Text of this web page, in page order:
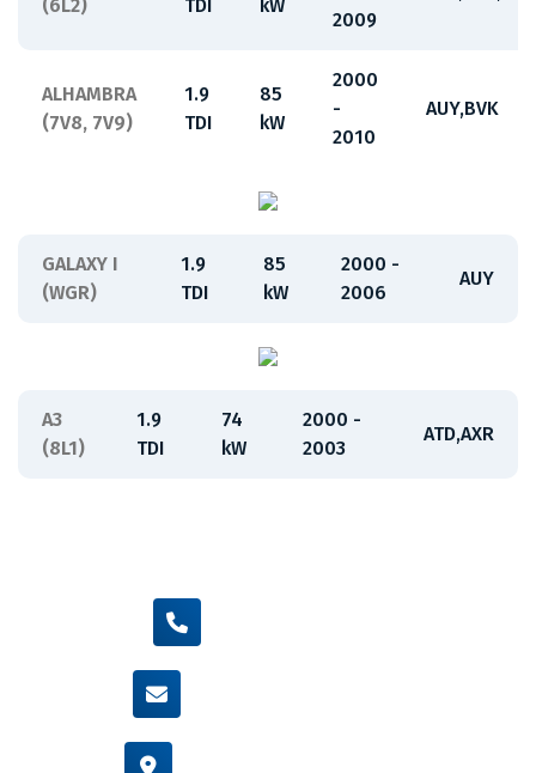
(6L2)
TDI
kW
2009
ALHAMBRA
(7V8, 7V9)
1.9
TDI
85
kW
2000
-
2010
AUY,BVK
GALAXY I
(WGR)
1.9
TDI
85
kW
2000 -
2006
AUY
A3
(8L1)
1.9
TDI
74
kW
2000 -
2003
ATD,AXR